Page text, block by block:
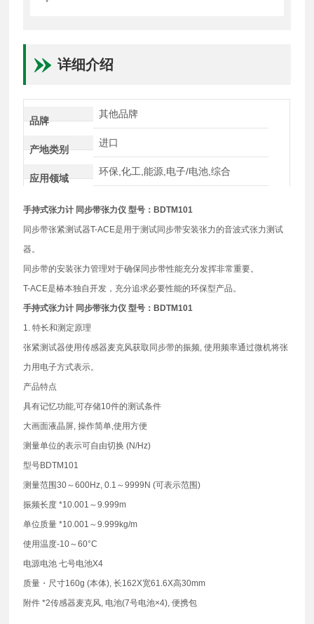
详细介绍
品牌
其他品牌
产地类别
进口
应用领域
环保,化工,能源,电子/电池,综合
手持式张力计 同步带张力仪 型号：BDTM101
同步带张紧测试器T-ACE是用于测试同步带安装张力的音波式张力测试
器。
同步带的安装张力管理对于确保同步带性能充分发挥非常重要。
T-ACE是椿本独自开发，充分追求必要性能的环保型产品。
手持式张力计 同步带张力仪 型号：BDTM101
1. 特长和测定原理
张紧测试器使用传感器麦克风获取同步带的振频, 使用频率通过微机将张
力用电子方式表示。
产品特点
具有记忆功能,可存储10件的测试条件
大画面液晶屏, 操作简单,使用方便
测量单位的表示可自由切换 (N/Hz)
型号BDTM101
测量范围30～600Hz, 0.1～9999N (可表示范围)
振频长度 *10.001～9.999m
单位质量 *10.001～9.999kg/m
使用温度-10～60°C
电源电池 七号电池X4
质量・尺寸160g (本体), 长162X宽61.6X高30mm
附件 *2传感器麦克风, 电池(7号电池×4), 便携包